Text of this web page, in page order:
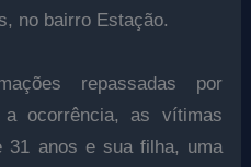
no bairro Estação.
repassadas por
a ocorrência, as vítimas
31 anos e sua filha, uma